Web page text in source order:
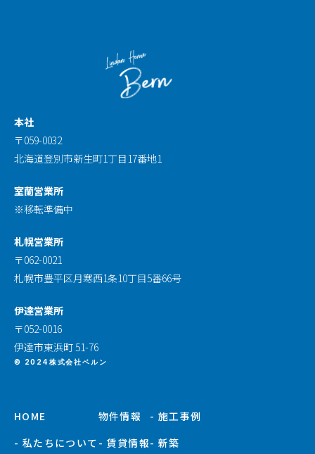
本社
〒059-0032
北海道登別市新生町1丁目17番地1
室蘭営業所
※移転準備中
札幌営業所
〒062-0021
札幌市豊平区月寒西1条10丁目5番66号
伊達営業所
〒052-0016
伊達市東浜町 51-76
© 2024株式会社ベルン
HOME
- 私たちについて
物件情報
- 賃貸情報
- 施工事例
- 新築